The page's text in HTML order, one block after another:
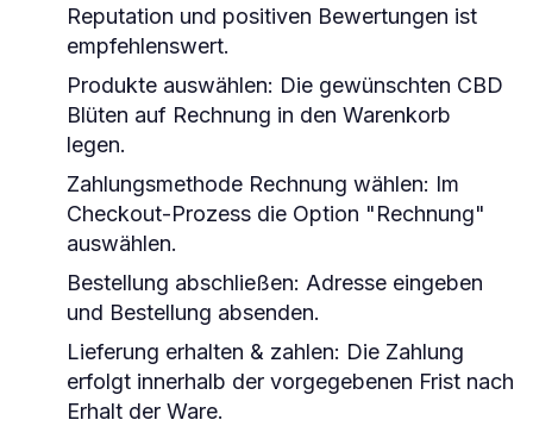
Reputation und positiven Bewertungen ist
empfehlenswert.
Produkte auswählen: Die gewünschten CBD
Blüten auf Rechnung in den Warenkorb
legen.
Zahlungsmethode Rechnung wählen: Im
Checkout-Prozess die Option "Rechnung"
auswählen.
Bestellung abschließen: Adresse eingeben
und Bestellung absenden.
Lieferung erhalten & zahlen: Die Zahlung
erfolgt innerhalb der vorgegebenen Frist nach
Erhalt der Ware.